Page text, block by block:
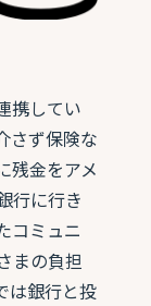
携してい
さず保険な
残金をアメ
行に行き
コミュニ
まの負担
は銀行と投